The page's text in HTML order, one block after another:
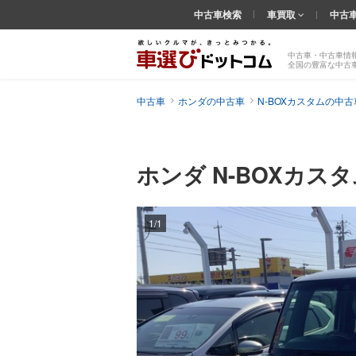
中古車・中古車情
全国の豊富な中古
中古車検索 車買取 中古
中古車 ホンダの中古車 N-BOXカスタムの中古
ホンダ N-BOXカス
1/1
前の
画像